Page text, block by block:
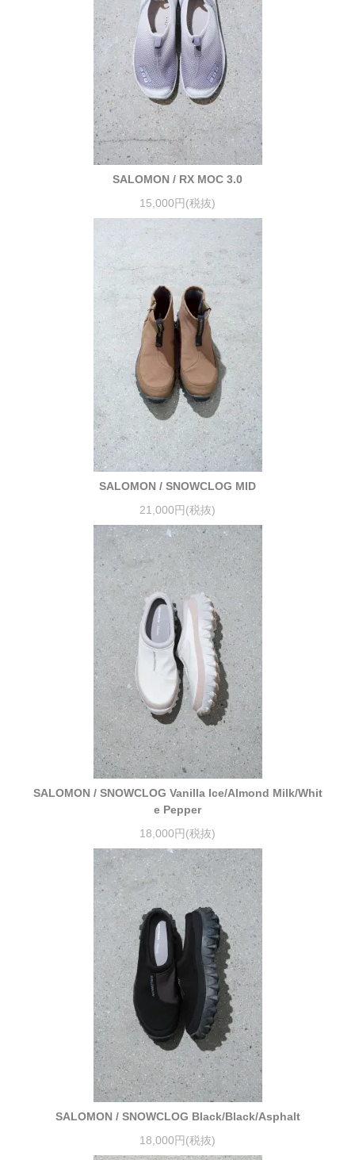
SALOMON / RX MOC 3.0
15,000円(税抜)
SALOMON / SNOWCLOG MID
21,000円(税抜)
SALOMON / SNOWCLOG Vanilla Ice/Almond Milk/Whit
e Pepper
18,000円(税抜)
SALOMON / SNOWCLOG Black/Black/Asphalt
18,000円(税抜)